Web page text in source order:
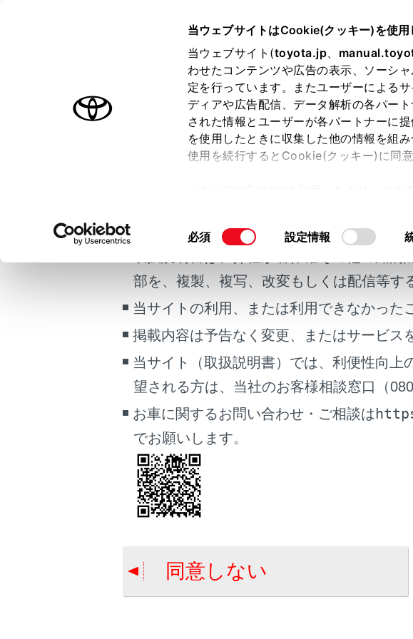
当ウェブサイトはCookie(クッキー)を使用
当ウェブサイト(toyota.jp、
わせたコンテンツや広告の表示、ソーシ
定を行っています。またユーザーによる
ディアや広告配信、データ解析の各パー
された情報とユーザーが各パートナーに
を使用したときに収集した他の情報を組
使用を続行するとCookie(クッキー)に同意
て」をご覧ください。
同
の
選
択
必須 設定情報
はじめに
安全・安心のために
お手入れのしかた
万一の場合には
こんなときは
ブックマーク
あとで読む
画面表示設定
個人情報の取扱いについて
サイト利用について
お手入れのしかた 簡単な点検・部品
エアコンフィ
合わせて見られているページ
電球（バルブ）の交換
電子キーの電池交換
ヒューズの点検・交換
ご利用の条件
掲載している取扱説明書はお客様の年式に
部を、複製、複写、改変もしくは配信等す
当サイトの利用、または利用できなかった
掲載内容は予告なく変更、またはサービス
当サイト（取扱説明書）では、利便性向
望される方は、当社のお客様相談窓口（
お車に関するお問い合わせ・ご相談は
でお願いします。
同意しない